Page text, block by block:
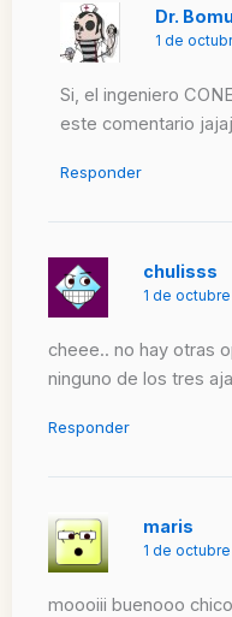
Dr.
1 de
Si, el ingeniero
este comentario
Responder
chulisss
1 de
cheee.. no hay otras
ninguno de los tres
Responder
maris
1 de
moooiii buenooo